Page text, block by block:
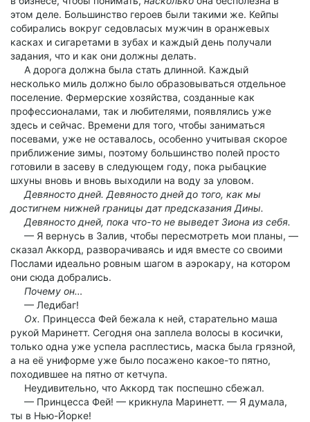
этом деле. Большинство героев были такими же. Кейпы
собирались вокруг седовласых мужчин в оранжевых
касках и сигаретами в зубах и каждый день получали
задания, что и как они должны делать.
А дорога должна была стать длинной. Каждый
несколько миль должно было образовываться отдельное
поселение. Фермерские хозяйства, созданные как
профессионалами, так и любителями, появлялись уже
здесь и сейчас. Времени для того, чтобы заниматься
посевами, уже не оставалось, особенно учитывая скорое
приближение зимы, поэтому большинство полей просто
готовили в засеву в следующем году, пока рыбацкие
шхуны вновь и вновь выходили на воду за уловом.
Девяносто дней. Девяносто дней до того, как мы
достигнем нижней границы дат предсказания Дины.
Девяносто дней, пока что-то не выведет Зиона из себя.
— Я вернусь в Залив, чтобы пересмотреть мои планы, —
сказал Аккорд, разворачиваясь и идя вместе со своими
Послами идеально ровным шагом в аэрокару, на котором
они сюда добрались.
Почему он…
— Ледибаг!
Ох. Принцесса Фей бежала к ней, старательно маша
рукой Маринетт. Сегодня она заплела волосы в косички,
только одна уже успела расплестись, маска была грязной,
а на её униформе уже было посажено какое-то пятно,
походившее на пятно от кетчупа.
Неудивительно, что Аккорд так поспешно сбежал.
— Принцесса Фей! — крикнула Маринетт. — Я думала,
ты в Нью-Йорке!